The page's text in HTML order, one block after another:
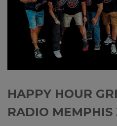
HAPPY HOUR
RADIO MEMPHIS